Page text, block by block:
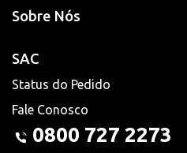
Sobre Nós
SAC
Status do Pedido
Fale Conosco
0800 727 2273